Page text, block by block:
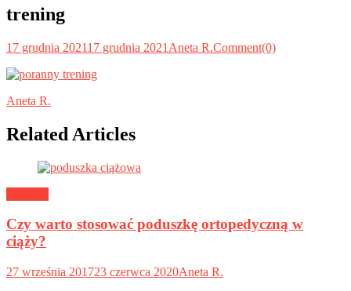
trening
17 grudnia 202117 grudnia 2021 Aneta R.Comment(0)
Aneta R.
Related Articles
Czy warto stosować poduszkę ortopedyczną w
ciąży?
27 września 201723 czerwca 2020Aneta R.